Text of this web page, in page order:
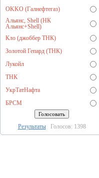
OKKO (Галнефтегаз)
Альянс, Shell (НК
Альянс+Shell)
Кло (джоббер ТНК)
Золотой Гепард (ТНК)
Лукойл
ТНК
УкрТатНафта
БРСМ
РезультатыГолосов: 1398